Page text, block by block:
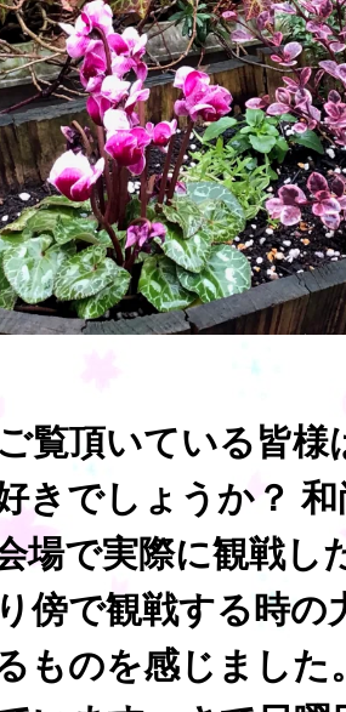
覧頂いている皆様
きでしょうか？
場で実際に観戦し
傍で観戦する時の
ものを感じました